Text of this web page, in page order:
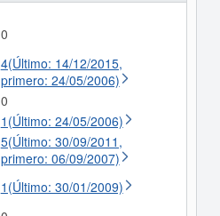
0
4(Último: 14/12/2015,
primero: 24/05/2006)
0
1(Último: 24/05/2006)
5(Último: 30/09/2011,
primero: 06/09/2007)
1(Último: 30/01/2009)